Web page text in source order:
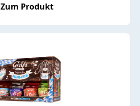
Zum Produkt